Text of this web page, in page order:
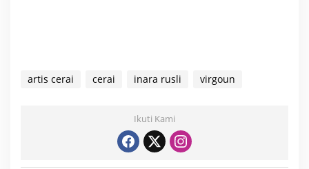
artis cerai cerai inara rusli virgoun
Ikuti Kami